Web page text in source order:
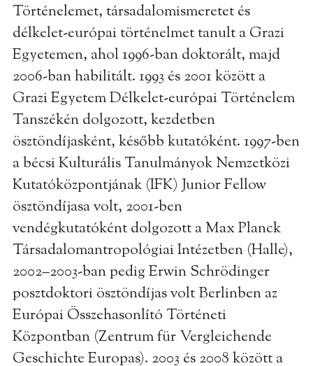
Történelemet, társadalomismeretet és
délkelet-európai történelmet tanult a Grazi
Egyetemen, ahol 1996-ban doktorált, majd
2006-ban habilitált. 1993 és 2001 között a
Grazi Egyetem Délkelet-európai Történelem
Tanszékén dolgozott, kezdetben
ösztöndíjasként, később kutatóként. 1997-ben
a bécsi Kulturális Tanulmányok Nemzetközi
Kutatóközpontjának (IFK) Junior Fellow
ösztöndíjasa volt, 2001-ben
vendégkutatóként dolgozott a Max Planck
Társadalomantropológiai Intézetben (Halle),
2002–2003-ban pedig Erwin Schrödinger
posztdoktori ösztöndíjas volt Berlinben az
Európai Összehasonlító Történeti
Központban (Zentrum für Vergleichende
Geschichte Europas). 2003 és 2008 között a